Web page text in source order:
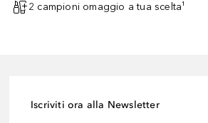
2 campioni omaggio a tua scelta¹
Iscriviti ora alla Newsletter